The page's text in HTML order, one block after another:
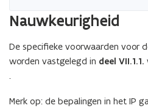
Nauwkeurigheid
De specifieke voorwaarden voor
worden vastgelegd in deel VII.1.1.
.
Merk op: de bepalingen in het IP